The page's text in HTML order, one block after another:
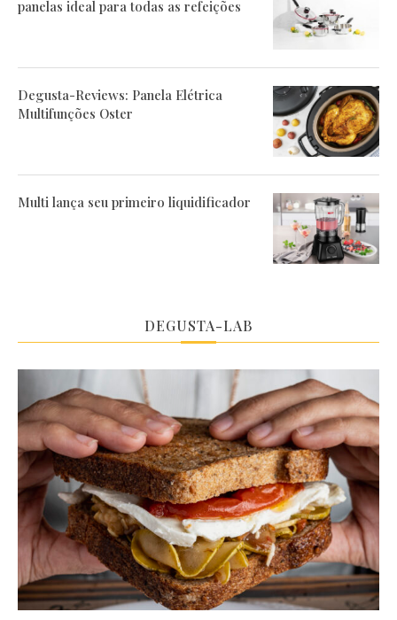
panelas ideal para todas as refeições
Degusta-Reviews: Panela Elétrica
Multifunções Oster
Multi lança seu primeiro liquidificador
DEGUSTA-LAB